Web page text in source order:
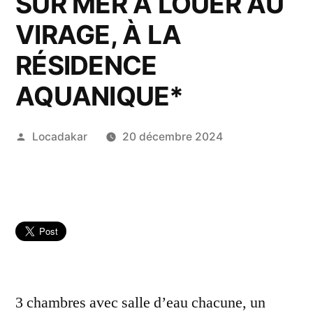
VIRAGE, À LA
RÉSIDENCE
AQUANIQUE*
Publié
Locadakar 20 décembre 2024
3 chambres avec salle d’eau chacune, un